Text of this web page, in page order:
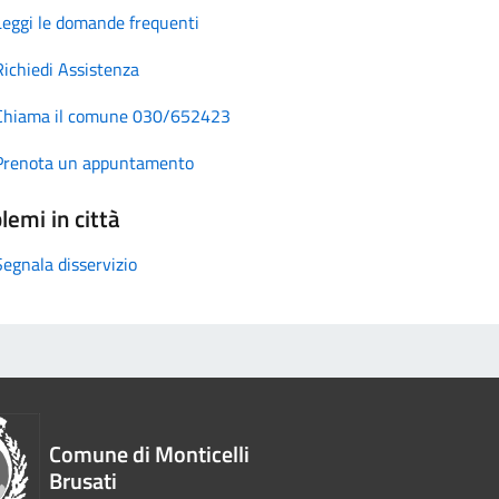
le domande frequenti
Assistenza
il comune 030/652423
un appuntamento
in città
disservizio
Comune di Monticelli
Brusati